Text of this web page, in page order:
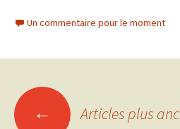
Un commentaire pour le moment
Navigation
← Articles plus